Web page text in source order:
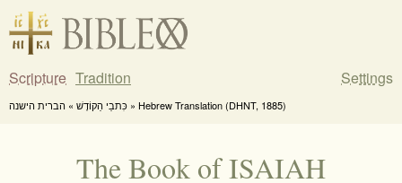
Scripture Tradition Settings
כִּתבֵי הַקוֹדֶשׁ » הברית הישנה » Hebrew Translation (DHNT, 1885)
The Book of ISAIAH